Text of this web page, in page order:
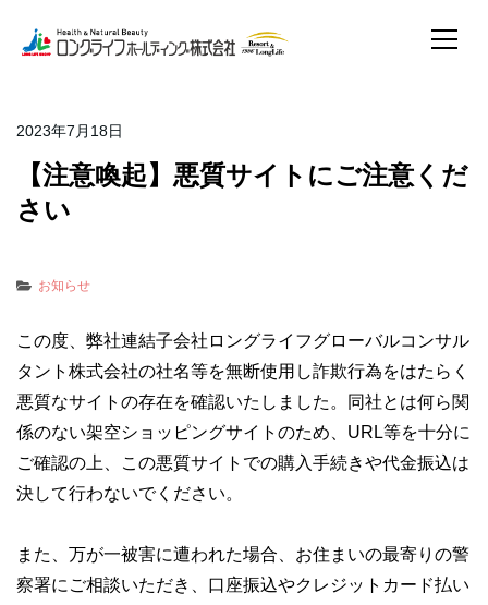
2023年7月18日
【注意喚起】悪質サイトにご注意くだ
さい
お知らせ
この度、弊社連結子会社ロングライフグローバルコンサル
タント株式会社の社名等を無断使用し詐欺行為をはたらく
悪質なサイトの存在を確認いたしました。同社とは何ら関
係のない架空ショッピングサイトのため、URL等を十分に
ご確認の上、この悪質サイトでの購入手続きや代金振込は
決して行わないでください。
また、万が一被害に遭われた場合、お住まいの最寄りの警
察署にご相談いただき、口座振込やクレジットカード払い